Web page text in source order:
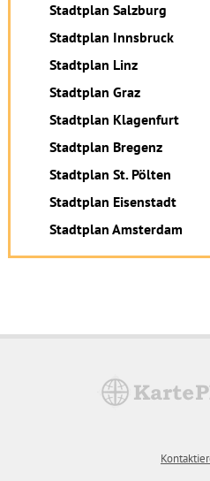
Stadtplan Salzburg
Stadtplan Innsbruck
Stadtplan Linz
Stadtplan Graz
Stadtplan Klagenfurt
Stadtplan Bregenz
Stadtplan St. Pölten
Stadtplan Eisenstadt
Stadtplan Amsterdam